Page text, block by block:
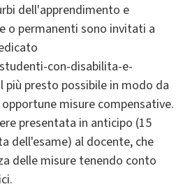
dell'apprendimento e
o permanenti sono invitati a
con-disabilita-e-
presto possibile in modo da
misure compensative.
presentata in anticipo (15
dell'esame) al docente, che
delle misure tenendo conto